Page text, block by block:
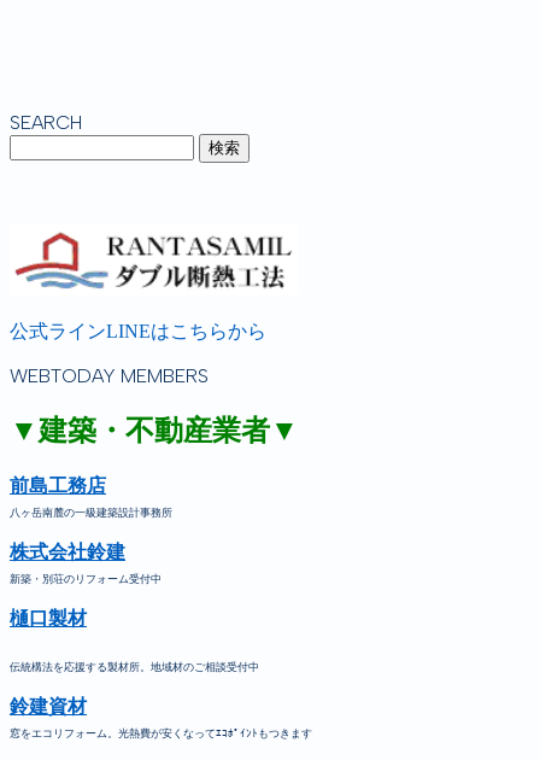
SEARCH
公式ラインLINEはこちらから
WEBTODAY MEMBERS
▼建築・不動産業者▼
前島工務店
八ヶ岳南麓の一級建築設計事務所
株式会社鈴建
新築・別荘のリフォーム受付中
樋口製材
伝統構法を応援する製材所。地域材のご相談受付中
鈴建資材
窓をエコリフォーム。光熱費が安くなってｴｺﾎﾟｲﾝﾄもつきます